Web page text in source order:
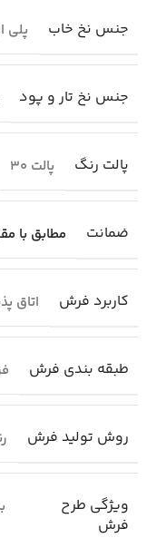
جنس نخ خاب پلی
جنس نخ تار و پود
پالت رنگ پالت 30
ضمانت مطابق با
کاربرد فرش اتاق
طبقه بندی فرش
روش تولید فرش
ویژگی طرح
فرش